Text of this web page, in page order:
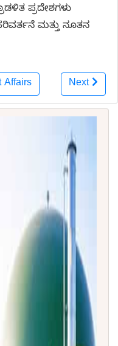
ಪ್ರದೇಶಗಳು
ಪರಿವರ್ತನೆ ಮತ್ತು ನೂತನ
Affairs Next